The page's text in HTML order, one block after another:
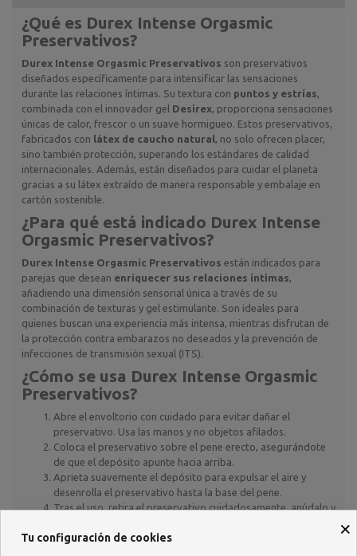
¿Qué es Durex Intense Orgasmic
Preservativos?
Durex Intense Orgasmic Preservativos son preservativos
diseñados específicamente para intensificar las sensaciones
durante las relaciones íntimas. Su textura con puntos y estrías
combinada con el innovador gel Desirex , proporciona sensaciones
únicas de calor, frescor o un suave hormigueo. Estos preservativos,
fabricados con látex de caucho natural , no solo ofrecen placer,
sino también protección, superando los estándares de calidad
internacionales. Además, están diseñados para cuidar el planeta
gracias a su látex extraído de manera responsable y embalaje en
cartón sostenible.
¿Para qué está indicado Durex Intense
Orgasmic Preservativos?
Durex Intense Orgasmic Preservativos están indicados para
parejas que desean enriquecer sus relaciones íntimas
añadiendo una dimensión sensorial única a través de su
combinación de texturas y gel estimulante. Son ideales para
quienes buscan una experiencia más intensa, mientras disfrutan de
la protección contra embarazos no deseados y la prevención de
infecciones de transmisión sexual (ITS).
¿Cómo se usa Durex Intense Orgasmic
Preservativos?
Abre el envoltorio con cuidado para evitar dañar el
preservativo. Usa las manos y no objetos afilados.
Coloca el preservativo sobre el pene erecto, asegurándote
de que el depósito apunte hacia arriba.
Aprieta suavemente el depósito para expulsar el aire y
desenrolla el preservativo hasta la base del pene.
Tras el uso, retira el preservativo cuidadosamente, anúdalo y
inodoro.
×
Tu configuración de cookies